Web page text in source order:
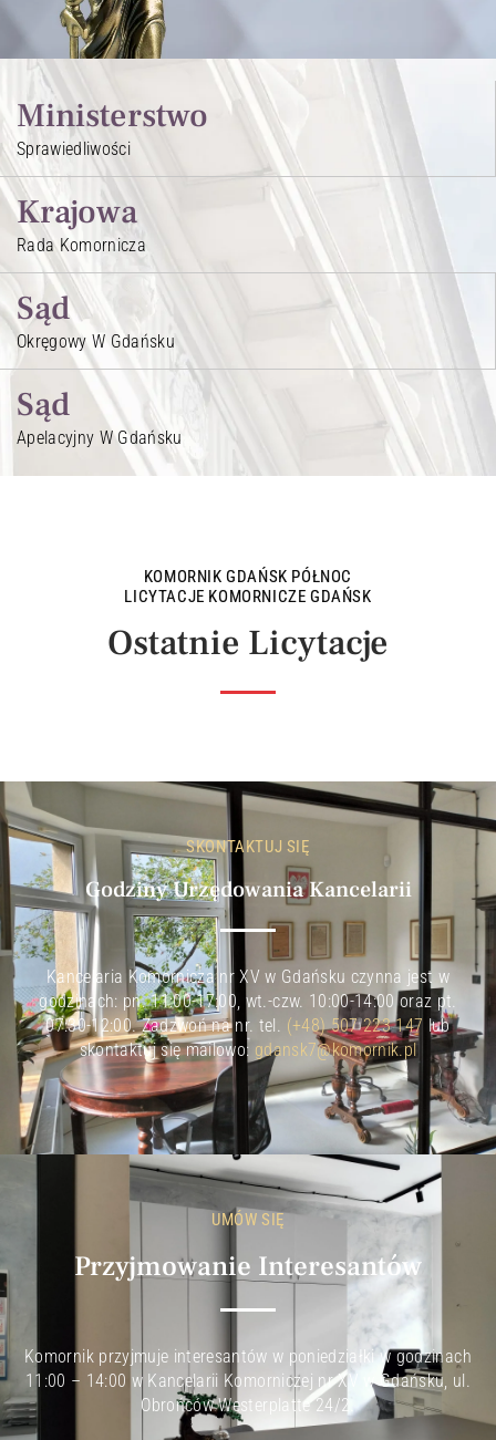
Ministerstwo
Sprawiedliwości
Krajowa
Rada Komornicza
Sąd
Okręgowy W Gdańsku
Sąd
Apelacyjny W Gdańsku
KOMORNIK GDAŃSK PÓŁNOC
LICYTACJE KOMORNICZE GDAŃSK
Ostatnie Licytacje
SKONTAKTUJ SIĘ
Godziny Urzędowania Kancelarii
Kancelaria Komornicza nr XV w Gdańsku czynna jest w
godzinach: pn. 11:00-17:00, wt.-czw. 10:00-14:00 oraz pt.
07:30-12:00. Zadzwoń na nr. tel. (+48) 507 223 147 lub
skontaktuj się mailowo: gdansk7@komornik.pl
UMÓW SIĘ
Przyjmowanie Interesantów
Komornik przyjmuje interesantów w poniedziałki w godzinach
11:00 – 14:00 w Kancelarii Komorniczej nr XV w Gdańsku, ul.
Obrońców Westerplatte 24/2.